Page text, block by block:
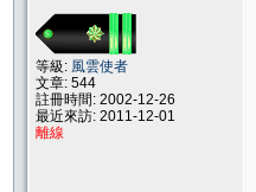
等級: 風雲使者
文章: 544
註冊時間: 2002-12-26
最近來訪: 2011-12-01
離線